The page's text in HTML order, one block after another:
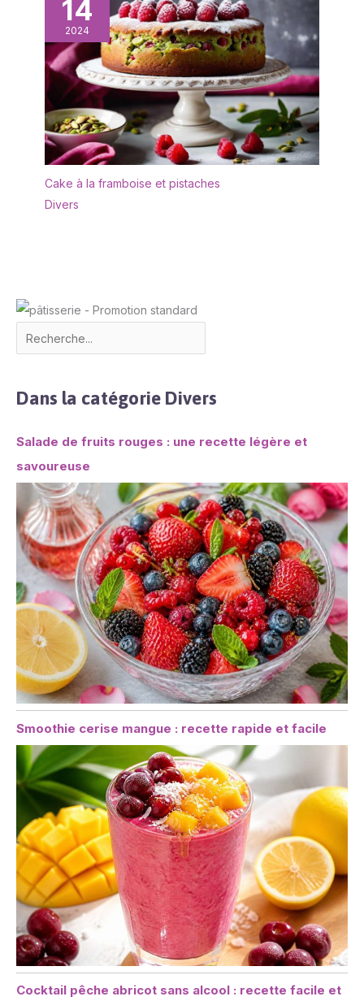
14
2024
Cake à la framboise et pistaches
Divers
Dans la catégorie Divers
Salade de fruits rouges : une recette légère et
savoureuse
Smoothie cerise mangue : recette rapide et facile
Cocktail pêche abricot sans alcool : recette facile et